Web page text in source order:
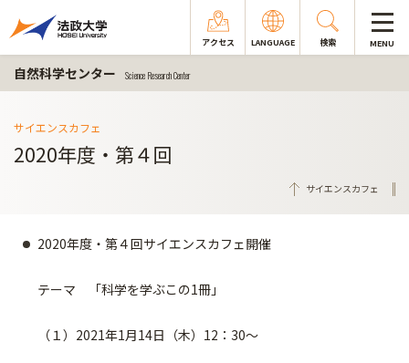
アクセス LANGUAGE 検索 MENU
自然科学センター Science Research Center
サイエンスカフェ
2020年度・第４回
サイエンスカフェ
2020年度・第４回サイエンスカフェ開催
テーマ 「科学を学ぶこの1冊」
（１）2021年1月14日（木）12：30～